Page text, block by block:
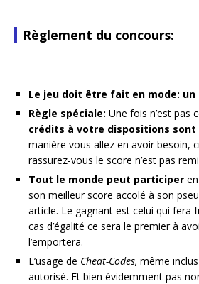
Règlement du concours:
Le jeu doit être fait en mode: un
Règle spéciale: Une fois n’est pas
crédits à votre dispositions
manière vous allez en avoir besoin,
rassurez-vous le score n’est pas
Tout le monde peut participer
son meilleur score accolé à son
article. Le gagnant est celui qui fera
cas d’égalité ce sera le premier à
l’emportera.
L’usage de Cheat-Codes, même
autorisé. Et bien évidemment pas